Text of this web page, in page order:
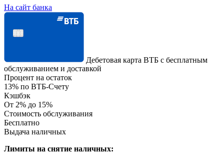
На сайт банка
Дебетовая карта ВТБ с бесплатным
обслуживанием и доставкой
Процент на остаток
13% по ВТБ-Счету
Кэшбэк
От 2% до 15%
Стоимость обслуживания
Бесплатно
Выдача наличных
Лимиты на снятие наличных: